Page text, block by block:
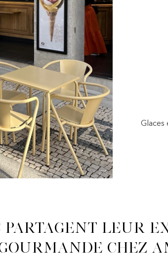
Glaces
partagent leur
chez